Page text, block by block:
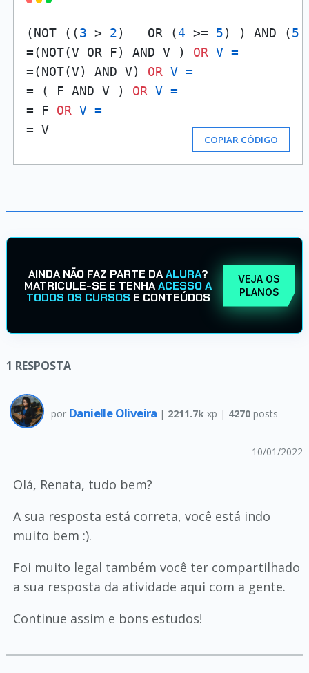
(NOT ((3 > 2)   OR (4 >= 5) ) AND (5
=(NOT(V OR F) AND V ) OR V =
=(NOT(V) AND V) OR V =
= ( F AND V ) OR V =
= F OR V =
= V
COPIAR CÓDIGO
AINDA NÃO FAZ PARTE DAALURA?
MATRICULE-SE E TENHAACESSO A
TODOS OS CURSOS E CONTEÚDOS
VEJA OS
PLANOS
1 RESPOSTA
por Danielle Oliveira | 2211.7k xp | 4270 posts
10/01/2022
Olá, Renata, tudo bem?
A sua resposta está correta, você está indo
muito bem :).
Foi muito legal também você ter compartilhado
a sua resposta da atividade aqui com a gente.
Continue assim e bons estudos!